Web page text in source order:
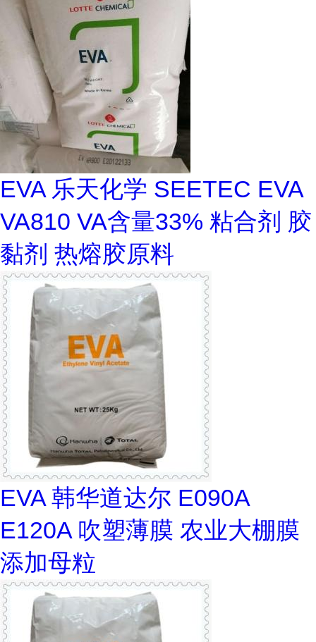
EVA 乐天化学 SEETEC EVA
VA810 VA含量33% 粘合剂 胶
黏剂 热熔胶原料
EVA 韩华道达尔 E090A
E120A 吹塑薄膜 农业大棚膜
添加母粒